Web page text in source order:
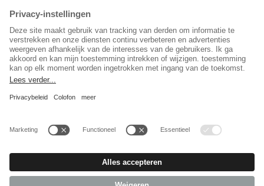
Nederlands
Sociaal Netwerk
© 2026 REPA Holding GmbH. All rights reserved